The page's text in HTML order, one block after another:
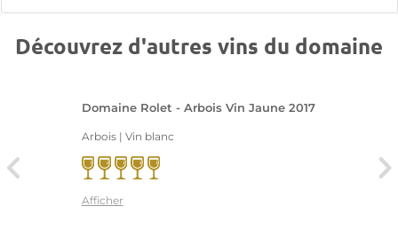
Découvrez d'autres vins du domaine
Domaine Rolet - Arbois Vin Jaune 2017
Arbois | Vin blanc
Afficher